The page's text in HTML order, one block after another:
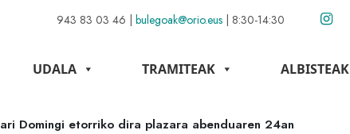
943 83 03 46 | bulegoak@orio.eus | 8:30-14:30
UDALA TRAMITEAK ALBISTEAK
Domingi etorriko dira plazara abenduaren 24an